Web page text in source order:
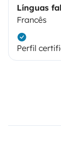
Línguas
Francês
Perfil